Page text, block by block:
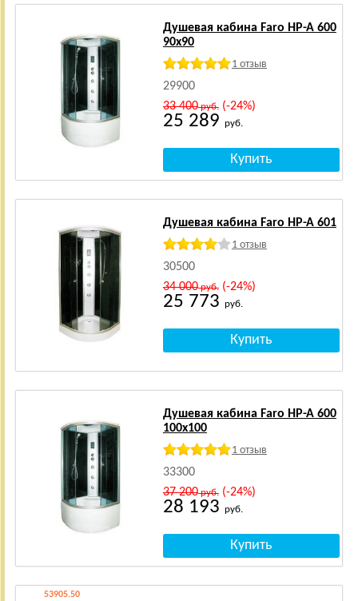
Душевая кабина Faro HP-A 600
90x90
1 отзыв
29900
33 400руб.(-24%)
25 289 руб.
Душевая кабина Faro HP-A 601
1 отзыв
30500
34 000руб.(-24%)
25 773 руб.
Душевая кабина Faro HP-A 600
100x100
1 отзыв
33300
37 200руб.(-24%)
28 193 руб.
53905.50